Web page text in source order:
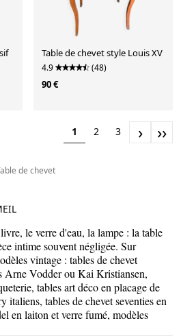
Table de chevet style Louis XV
4.9 (48)
90 €
1 2 3 › ››
de chevet
le verre d'eau, la lampe : la table
intime souvent négligée. Sur
vintage : tables de chevet
Arne Vodder ou Kai Kristiansen,
tables art déco en placage de
tables de chevet seventies en
en laiton et verre fumé, modèles